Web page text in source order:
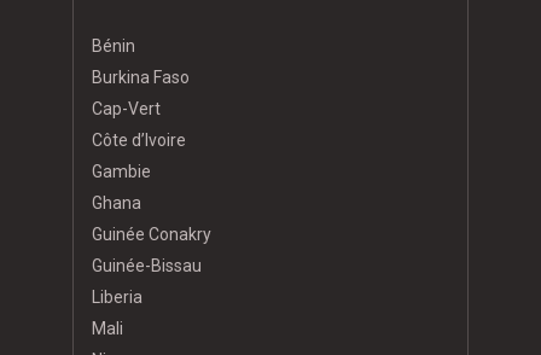
Bénin
Burkina Faso
Cap-Vert
Côte d’Ivoire
Gambie
Ghana
Guinée Conakry
Guinée-Bissau
Liberia
Mali